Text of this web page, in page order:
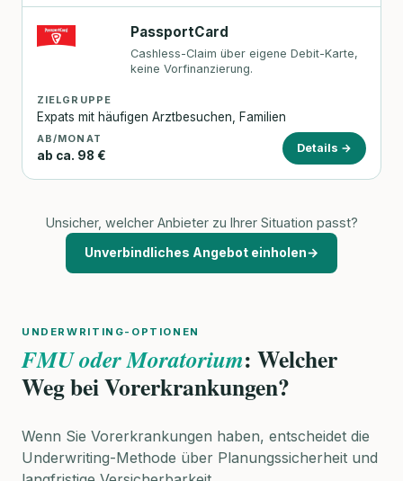
PassportCard
Cashless-Claim über eigene Debit-Karte,
keine Vorfinanzierung.
ZIELGRUPPE
Expats mit häufigen Arztbesuchen, Familien
AB/MONAT
ab ca. 98 €
Details →
Unsicher, welcher Anbieter zu Ihrer Situation passt?
Unverbindliches Angebot einholen→
UNDERWRITING-OPTIONEN
FMU oder Moratorium: Welcher
Weg bei Vorerkrankungen?
Wenn Sie Vorerkrankungen haben, entscheidet die
Underwriting-Methode über Planungssicherheit und